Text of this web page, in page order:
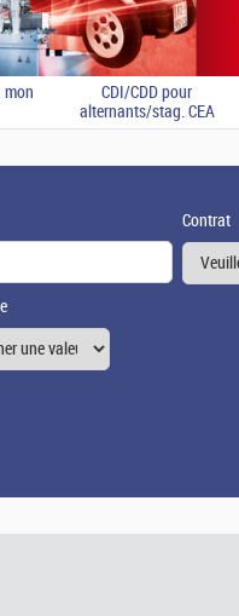
mon
CDI/CDD pour
alternants/stag. CEA
Contrat